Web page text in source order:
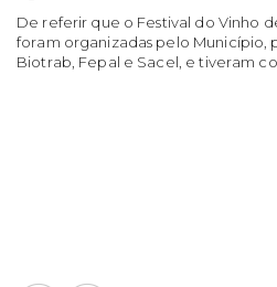
De referir que o Festival do Vinho
foram organizadas pelo Município,
Biotrab, Fepal e Sacel, e tiveram